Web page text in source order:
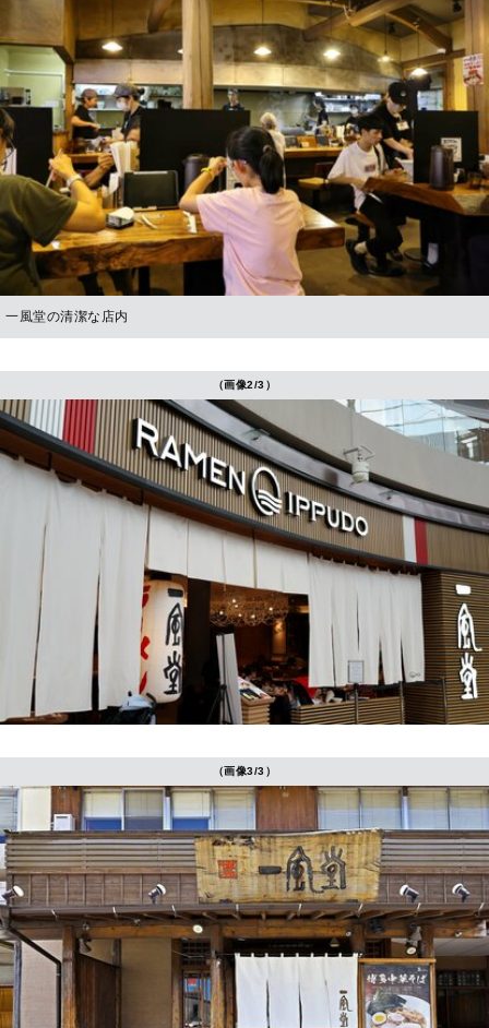
一風堂の清潔な店内
（画像2/3）
（画像3/3）